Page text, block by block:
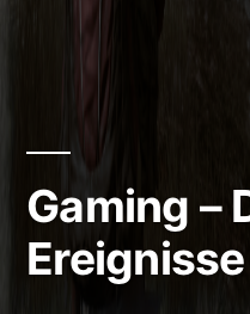
Gaming –
Ereignisse